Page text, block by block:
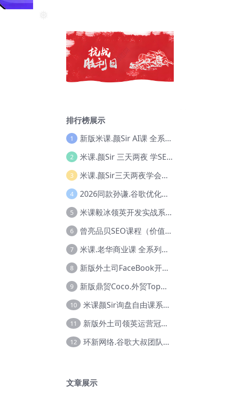
排行榜展示
1 新版米课.颜Sir AI课 全系列实战教程，价值9800，跨境首选！【Ag-0052】
2 米课.颜Sir 三天两夜 学SEO系列教程，价值9600元，跨境人都在学 【Ag-0056】
3 米课.颜Sir三天两夜学会建站，价值6900，MI课甄选课程 【Ag-0055】
4 2026同款孙谦.谷歌优化师部落内部VIP实战教程|价值4999元全网独家解码（官方报名版本）【@034】
5 米课毅冰领英开发实战系列教程，价值3980，跨境必选【Ag-0049】
6 曾亮品贝SEO课程（价值：9800）品贝全系列教程 【Ab-0022】
7 米课.老华商业课 全系列实战教程，跨境电商必学，价值16900元【Ag-0053】
8 新版外土司FaceBook开发冠军全系列教程【Ab-0021】
9 新版鼎贸Coco.外贸Top业务课 (圈内首次独家解码|460节课)【Ag-0091】
10 米课颜Sir询盘自由课系列视频教程【Ag-0020】
11 新版外土司领英运营冠军【Ag-0047】
12 环新网络.谷歌大叔团队谷歌SEO实战教程【Ab-0024】
文章展示